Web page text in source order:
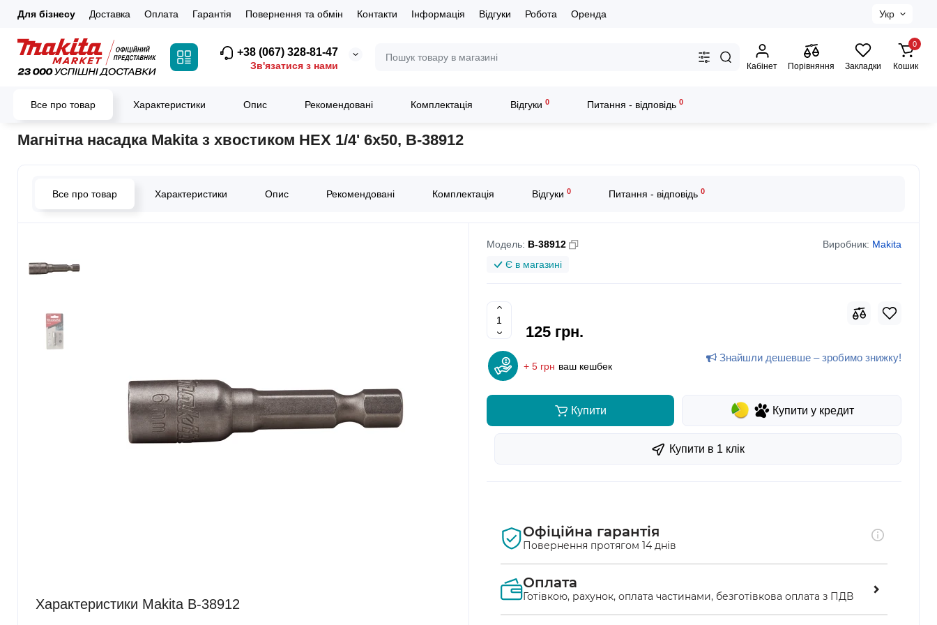
Для бізнесу Доставка Оплата Гарантія Повернення та обмін Контакти Інформація Відгуки Робота Оренда Укр
+38 (067) 328-81-47
Зв'язатися з нами Кабінет Порівняння Закладки
0
Кошик
Все про товар Характеристики Опис Рекомендовані Комплектація Відгуки 0 Питання - відповідь 0
Головна Витратні матеріали Біти Насадки торцеві Магнітна насадка Makita з хвостиком HEX 1/4' 6x50, B-38912
Магнітна насадка Makita з хвостиком HEX 1/4' 6x50, B-38912
Все про товар Характеристики Опис Рекомендовані Комплектація Відгуки 0 Питання - відповідь 0
Характеристики Makita B-38912
Модель: B-38912 Виробник: Makita
Є в магазині
125 грн.
+ 5 грн ваш кешбек
Знайшли дешевше – зробимо знижку!
Купити Купити у кредит
Купити в 1 клiк
Офіційна гарантія
Повернення протягом 14 днів
Оплата
Готівкою, рахунок, оплата частинами, безготівкова оплата з ПДВ